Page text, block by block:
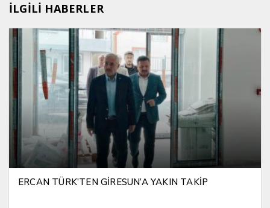
İLGİLİ HABERLER
ERCAN TÜRK’TEN GİRESUN’A YAKIN TAKİP